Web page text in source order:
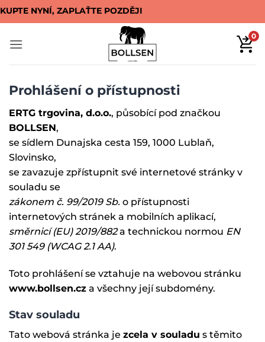
Přeskočit
na
KUPTE NYNÍ, ZAPLAŤTE POZDĚJI
0
Prohlášení o přístupnosti
ERTG trgovina, d.o.o., působící pod značkou
BOLLSEN,
se sídlem Dunajska cesta 159, 1000 Lublaň,
Slovinsko,
se zavazuje zpřístupnit své internetové stránky v
souladu se
zákonem č. 99/2019 Sb. o přístupnosti
internetových stránek a mobilních aplikací,
směrnicí (EU) 2019/882a technickou normou EN
301 549 (WCAG 2.1 AA).
Toto prohlášení se vztahuje na webovou stránku
www.bollsen.cz a všechny její subdomény.
Stav souladu
Tato webová stránka je zcela v souladu s těmito